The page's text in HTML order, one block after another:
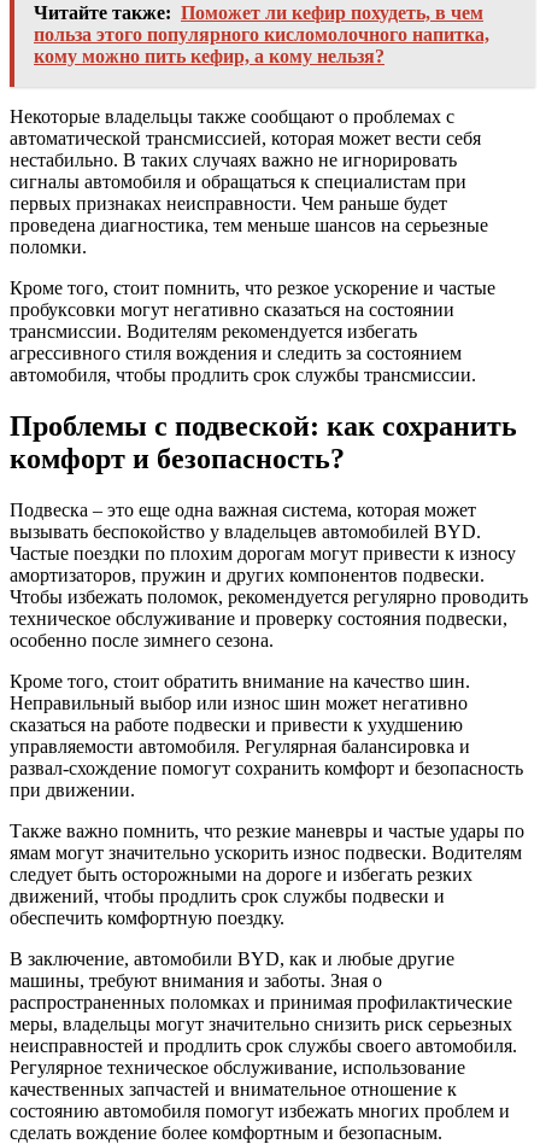
Читайте также: Поможет ли кефир похудеть, в чем
польза этого популярного кисломолочного напитка,
кому можно пить кефир, а кому нельзя?
Некоторые владельцы также сообщают о проблемах с
автоматической трансмиссией, которая может вести себя
нестабильно. В таких случаях важно не игнорировать
сигналы автомобиля и обращаться к специалистам при
первых признаках неисправности. Чем раньше будет
проведена диагностика, тем меньше шансов на серьезные
поломки.
Кроме того, стоит помнить, что резкое ускорение и частые
пробуксовки могут негативно сказаться на состоянии
трансмиссии. Водителям рекомендуется избегать
агрессивного стиля вождения и следить за состоянием
автомобиля, чтобы продлить срок службы трансмиссии.
Проблемы с подвеской: как сохранить
комфорт и безопасность?
Подвеска – это еще одна важная система, которая может
вызывать беспокойство у владельцев автомобилей BYD.
Частые поездки по плохим дорогам могут привести к износу
амортизаторов, пружин и других компонентов подвески.
Чтобы избежать поломок, рекомендуется регулярно проводить
техническое обслуживание и проверку состояния подвески,
особенно после зимнего сезона.
Кроме того, стоит обратить внимание на качество шин.
Неправильный выбор или износ шин может негативно
сказаться на работе подвески и привести к ухудшению
управляемости автомобиля. Регулярная балансировка и
развал-схождение помогут сохранить комфорт и безопасность
при движении.
Также важно помнить, что резкие маневры и частые удары по
ямам могут значительно ускорить износ подвески. Водителям
следует быть осторожными на дороге и избегать резких
движений, чтобы продлить срок службы подвески и
обеспечить комфортную поездку.
В заключение, автомобили BYD, как и любые другие
машины, требуют внимания и заботы. Зная о
распространенных поломках и принимая профилактические
меры, владельцы могут значительно снизить риск серьезных
неисправностей и продлить срок службы своего автомобиля.
Регулярное техническое обслуживание, использование
качественных запчастей и внимательное отношение к
состоянию автомобиля помогут избежать многих проблем и
сделать вождение более комфортным и безопасным.